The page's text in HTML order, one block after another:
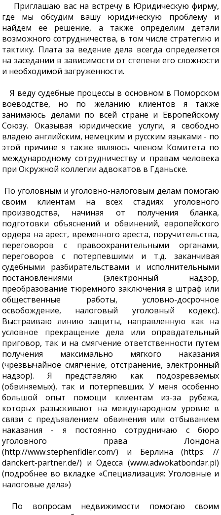
Приглашаю вас на встречу в Юридическую фирму,
где мы обсудим вашу юридическую проблему и
найдем ее решение, а также определим детали
возможного сотрудничества, в том числе стратегию и
тактику. Плата за ведение дела всегда определяется
на заседании в зависимости от степени его сложности
и необходимой загруженности.
Я веду судебные процессы в основном в Поморском
воеводстве, но по желанию клиентов я также
занимаюсь делами по всей стране и Европейскому
Союзу. Оказывая юридические услуги, я свободно
владею английским, немецким и русским языками - по
этой причине я также являюсь членом Комитета по
международному сотрудничеству и правам человека
при Окружной коллегии адвокатов в Гданьске.
По уголовным и уголовно-налоговым делам помогаю
своим клиентам на всех стадиях уголовного
производства, начиная от получения бланка,
подготовки объяснений и обвинений, европейского
ордера на арест, временного ареста, поручительства,
переговоров с правоохранительными органами,
переговоров с потерпевшими и т.д. заканчивая
судебными разбирательствами и исполнительными
постановлениями (электронный надзор,
преобразование тюремного заключения в штраф или
общественные работы, условно-досрочное
освобождение, налоговый уголовный кодекс).
Выстраиваю линию защиты, направленную как на
условное прекращение дела или оправдательный
приговор, так и на смягчение ответственности путем
получения максимально мягкого наказания
(чрезвычайное смягчение, отстранение, электронный
надзор). Я представляю как подозреваемых
(обвиняемых), так и потерпевших. У меня особенно
большой опыт помощи клиентам из-за рубежа,
которых разыскивают на международном уровне в
связи с предъявлением обвинения или отбыванием
наказания - я постоянно сотрудничаю с бюро
уголовного права Лондона
(http://www.stephenfidler.com/) и Берлина (https: //
danckert-partner.de/) и Одесса (www.adwokatbondar.pl)
(подробнее во вкладке «Специализация: Уголовные и
налоговые дела»)
По вопросам недвижимости помогаю своим